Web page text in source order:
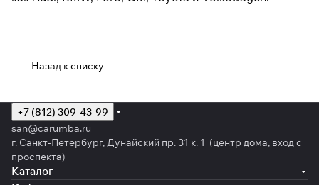
Назад к списку
+7 (812) 309-43-99
san@carumba.ru
г. Санкт-Петербург, Дунайский пр. 31 к. 1 (центр дома, вход с
проспекта)
Каталог